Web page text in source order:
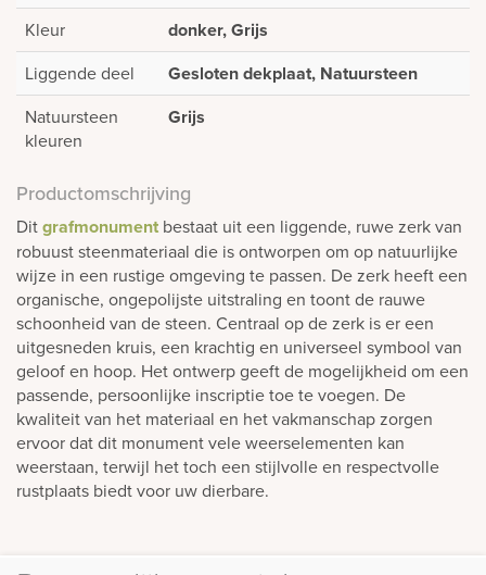
Kleur donker, Grijs
Liggende deel Gesloten dekplaat, Natuursteen
Natuursteen
kleuren
Grijs
Productomschrijving
Ditgrafmonument bestaat uit een liggende, ruwe zerk van
robuust steenmateriaal die is ontworpen om op natuurlijke
wijze in een rustige omgeving te passen. De zerk heeft een
organische, ongepolijste uitstraling en toont de rauwe
schoonheid van de steen. Centraal op de zerk is er een
uitgesneden kruis, een krachtig en universeel symbool van
geloof en hoop. Het ontwerp geeft de mogelijkheid om een
passende, persoonlijke inscriptie toe te voegen. De
kwaliteit van het materiaal en het vakmanschap zorgen
ervoor dat dit monument vele weerselementen kan
weerstaan, terwijl het toch een stijlvolle en respectvolle
rustplaats biedt voor uw dierbare.